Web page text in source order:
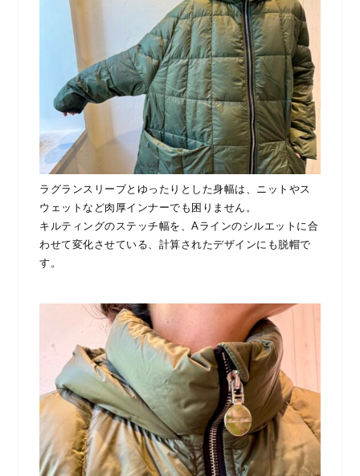
ラグランスリーブとゆったりとした身幅は、ニットやス
ウェットなど肉厚インナーでも困りません。
キルティングのステッチ幅を、Aラインのシルエットに合
わせて変化させている、計算されたデザインにも脱帽で
す。